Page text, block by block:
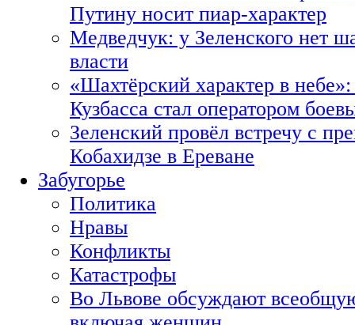
Путину носит пиар-характер
Медведчук: у Зеленского нет
власти
«Шахтёрский характер в
Кузбасса стал оператором
Зеленский провёл встречу с
Кобахидзе в Ереване
Забугорье
Политика
Нравы
Конфликты
Катастрофы
Во Львове обсуждают